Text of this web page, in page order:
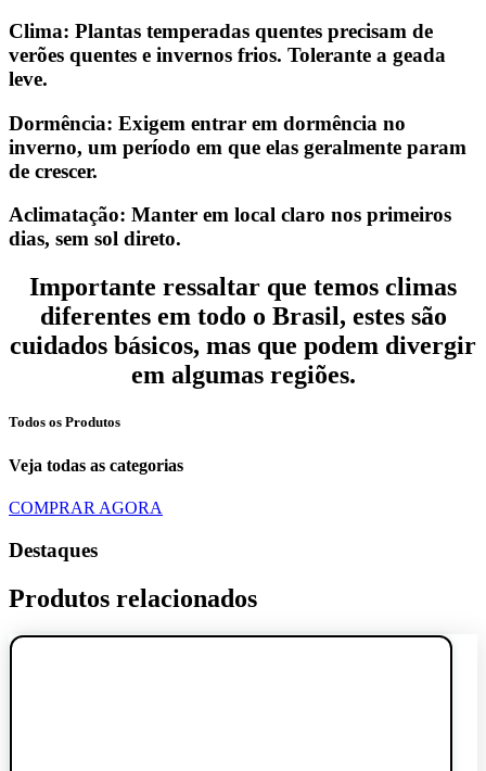
Clima: Plantas temperadas quentes precisam de
verões quentes e invernos frios. Tolerante a geada
leve.
Dormência: Exigem entrar em dormência no
inverno, um período em que elas geralmente param
de crescer.
Aclimatação: Manter em local claro nos primeiros
dias, sem sol direto.
Importante ressaltar que temos climas
diferentes em todo o Brasil, estes são
cuidados básicos, mas que podem divergir
em algumas regiões.
Todos os Produtos
Veja todas as categorias
COMPRAR AGORA
Destaques
Produtos relacionados